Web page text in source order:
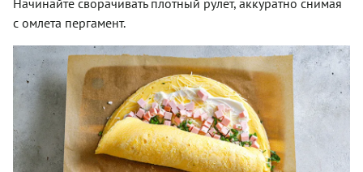
с омлета пергамент.